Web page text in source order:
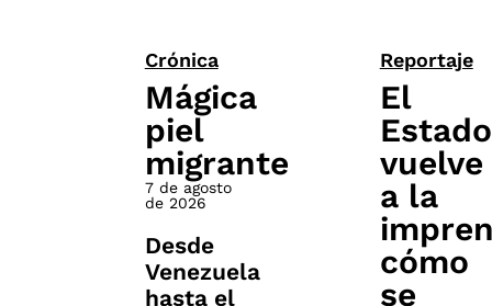
Crónica
Mágica
piel
migrante
7 de agosto
de 2026
Desde
Venezuela
hasta el
Reportaje
El
Estado
vuelve
a la
cómo
se